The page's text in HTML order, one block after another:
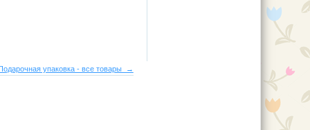
упаковка - все товары →